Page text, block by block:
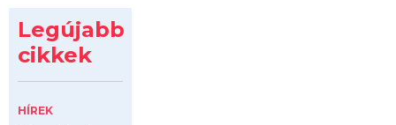
Legújabb
cikkek
HÍREK